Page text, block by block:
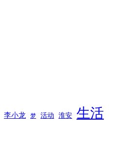
李小龙 梦 活动 淮安 生活